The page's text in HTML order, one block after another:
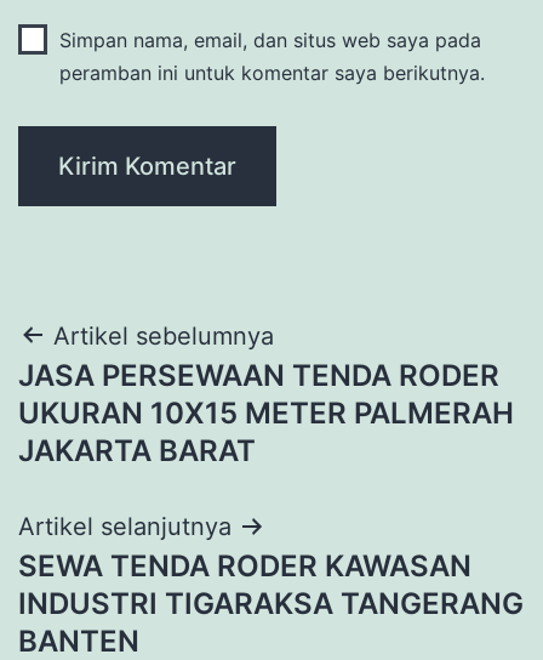
Simpan nama, email, dan situs web saya pada
peramban ini untuk komentar saya berikutnya.
Navigasi
pos
Artikel sebelumnya
JASA PERSEWAAN TENDA RODER
UKURAN 10X15 METER PALMERAH
JAKARTA BARAT
Artikel selanjutnya
SEWA TENDA RODER KAWASAN
INDUSTRI TIGARAKSA TANGERANG
BANTEN